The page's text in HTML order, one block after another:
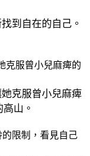
到自在的自己。
克服曾小兒麻痺
山。